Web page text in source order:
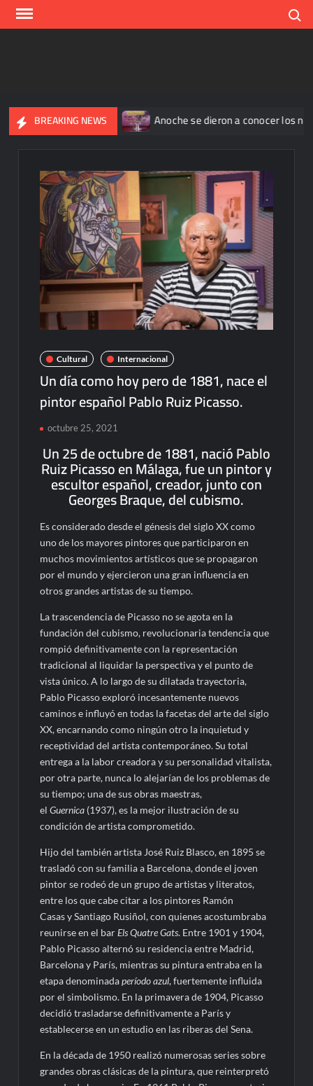
Skip
BREAKING NEWS
345 casos Anoche se dieron a conocer los
Cultural Internacional
Un día como hoy pero de 1881, nace el
pintor español Pablo Ruiz Picasso.
octubre 25, 2021
Un 25 de octubre de 1881, nació Pablo
Ruiz Picasso en Málaga, fue un pintor y
escultor español, creador, junto con
Georges Braque, del cubismo.
Es considerado desde el génesis del siglo XX como
uno de los mayores pintores que participaron en
muchos movimientos artísticos que se propagaron
por el mundo y ejercieron una gran influencia en
otros grandes artistas de su tiempo.
La trascendencia de Picasso no se agota en la
fundación del cubismo, revolucionaria tendencia que
rompió definitivamente con la representación
tradicional al liquidar la perspectiva y el punto de
vista único. A lo largo de su dilatada trayectoria,
Pablo Picasso exploró incesantemente nuevos
caminos e influyó en todas la facetas del arte del siglo
XX, encarnando como ningún otro la inquietud y
receptividad del artista contemporáneo. Su total
entrega a la labor creadora y su personalidad vitalista,
por otra parte, nunca lo alejarían de los problemas de
su tiempo; una de sus obras maestras,
elGuernica (1937), es la mejor ilustración de su
condición de artista comprometido.
Hijo del también artista José Ruiz Blasco, en 1895 se
trasladó con su familia a Barcelona, donde el joven
pintor se rodeó de un grupo de artistas y literatos,
entre los que cabe citar a los pintores Ramón
Casas y Santiago Rusiñol, con quienes acostumbraba
reunirse en el barEls Quatre Gats. Entre 1901 y 1904,
Pablo Picasso alternó su residencia entre Madrid,
Barcelona y París, mientras su pintura entraba en la
etapa denominadaperíodo azul, fuertemente influida
por el simbolismo. En la primavera de 1904, Picasso
decidió trasladarse definitivamente a París y
establecerse en un estudio en las riberas del Sena.
En la década de 1950 realizó numerosas series sobre
grandes obras clásicas de la pintura, que reinterpretó